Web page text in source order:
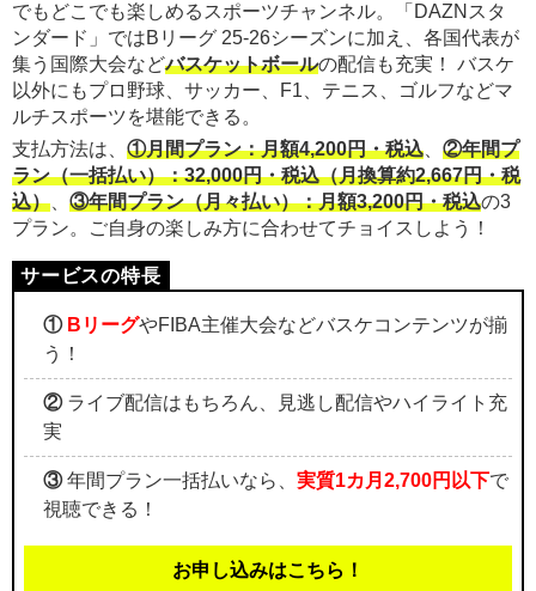
でもどこでも楽しめるスポーツチャンネル。「DAZNスタ
ンダード」ではBリーグ 25-26シーズンに加え、各国代表が
集う国際大会などバスケットボールの配信も充実！ バスケ
以外にもプロ野球、サッカー、F1、テニス、ゴルフなどマ
ルチスポーツを堪能できる。
支払方法は、 ①月間プラン：月額4,200円・税込、 ②年間プ
ラン（一括払い）：32,000円・税込（月換算約2,667円・税
込）、 ③年間プラン（月々払い）：月額3,200円・税込の3
プラン。ご自身の楽しみ方に合わせてチョイスしよう！
① BリーグやFIBA主催大会などバスケコンテンツが揃
う！
②ライブ配信はもちろん、見逃し配信やハイライト充
実
③年間プラン一括払いなら、 実質1カ月2,700円以下で
視聴できる！
お申し込みはこちら！